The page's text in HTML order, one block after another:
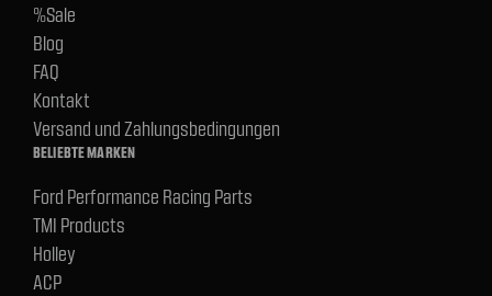
%Sale
Blog
FAQ
Kontakt
Versand und Zahlungsbedingungen
BELIEBTE MARKEN
Ford Performance Racing Parts
TMI Products
Holley
ACP